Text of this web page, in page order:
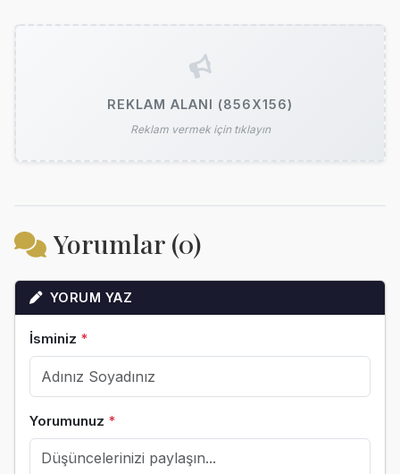
REKLAM ALANI (856X156)
Reklam vermek için tıklayın
Yorumlar (0)
YORUM YAZ
İsminiz *
Yorumunuz *